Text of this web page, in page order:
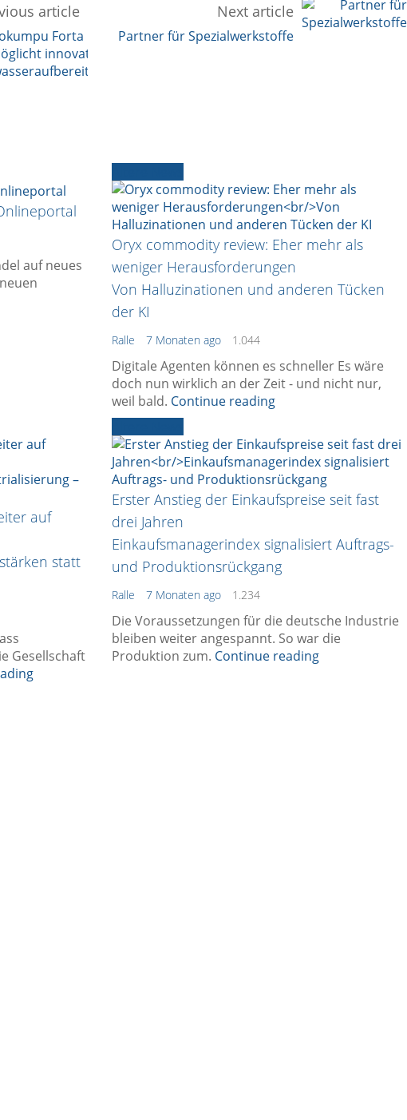
article
Forta
innovative
Next article
Partner für Spezialwerkstoffe
auf neues
Oryx commodity review: Eher mehr als
weniger Herausforderungen
Von Halluzinationen und anderen Tücken
der KI
Ralle 7 Monaten ago 1.044
Digitale Agenten können es schneller Es wäre
doch nun wirklich an der Zeit - und nicht nur,
weil bald. Continue reading
auf
statt
Gesellschaft
Erster Anstieg der Einkaufspreise seit fast
drei Jahren
Einkaufsmanagerindex signalisiert Auftrags-
und Produktionsrückgang
Ralle 7 Monaten ago 1.234
Die Voraussetzungen für die deutsche Industrie
bleiben weiter angespannt. So war die
Produktion zum. Continue reading